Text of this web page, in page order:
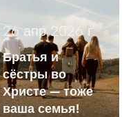
26 апр 2026 г.
Братья и
сёстры во
Христе — тоже
ваша семья!